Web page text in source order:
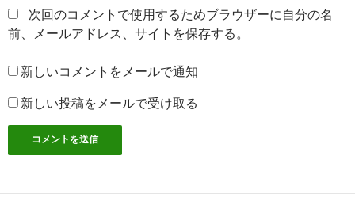
次回のコメントで使用するためブラウザーに自分の名
前、メールアドレス、サイトを保存する。
新しいコメントをメールで通知
新しい投稿をメールで受け取る